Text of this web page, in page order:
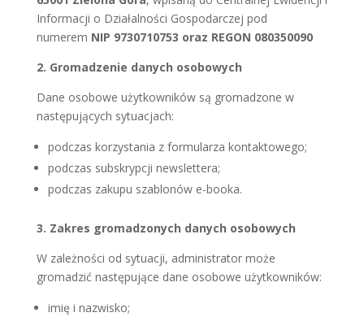
Informacji o Działalności Gospodarczej pod
numerem NIP 9730710753 oraz REGON 080350090
2. Gromadzenie danych osobowych
Dane osobowe użytkowników są gromadzone w
następujących sytuacjach:
podczas korzystania z formularza kontaktowego;
podczas subskrypcji newslettera;
podczas zakupu szablonów e-booka.
3. Zakres gromadzonych danych osobowych
W zależności od sytuacji, administrator może
gromadzić następujące dane osobowe użytkowników:
imię i nazwisko;